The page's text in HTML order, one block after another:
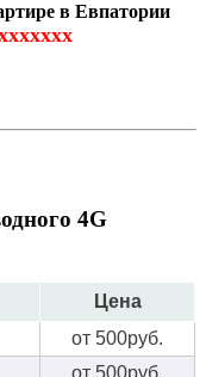
в Евпатории
4G
Цена
от 500руб.
от 500руб.